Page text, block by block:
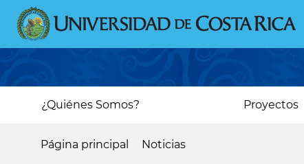
Pasar
contenido
principal
Main¿Quiénes Somos? Proyectos
Página principal Noticias